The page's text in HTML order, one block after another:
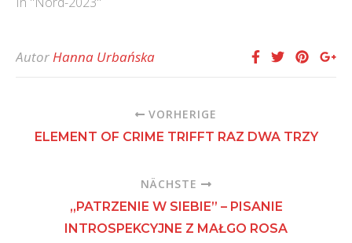
AutorHanna Urbańska
VORHERIGE
ELEMENT OF CRIME TRIFFT RAZ DWA TRZY
NÄCHSTE
„PATRZENIE W SIEBIE” – PISANIE
INTROSPEKCYJNE Z MAŁGO ROSA